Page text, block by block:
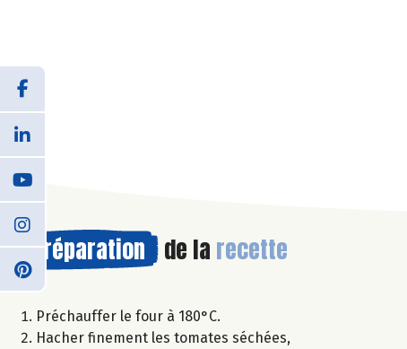
Préparation de la recette
Préchauffer le four à 180°C.
Hacher finement les tomates séchées,